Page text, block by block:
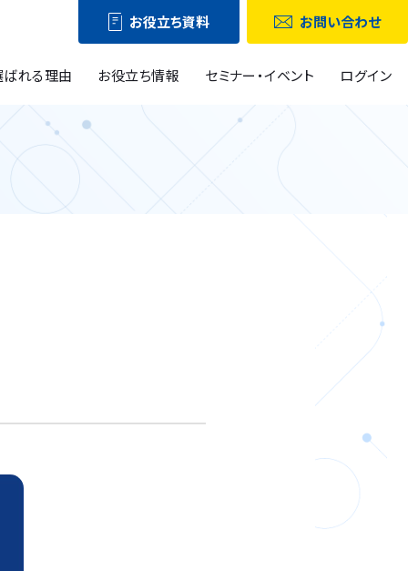
お役立ち資料 お問い合わせ
ばれる理由 お役立ち情報 セミナー・イベント ログイン